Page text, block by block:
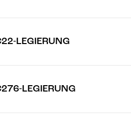
LEGIERUNG
LEGIERUNG